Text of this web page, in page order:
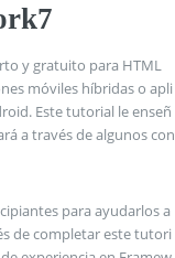
y gratuito para HTML
móviles híbridas o apli
Este tutorial le enseñ
a través de algunos con
para ayudarlos a
de completar este tutori